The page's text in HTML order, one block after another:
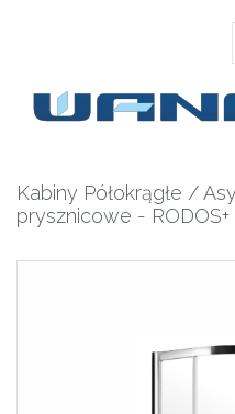
Kabiny Półokrągłe /
prysznicowe -